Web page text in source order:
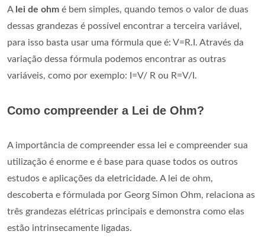
A lei de ohm é bem simples, quando temos o valor de duas
dessas grandezas é possível encontrar a terceira variável,
para isso basta usar uma fórmula que é: V=R.I. Através da
variação dessa fórmula podemos encontrar as outras
variáveis, como por exemplo: I=V/ R ou R=V/I.
Como compreender a Lei de Ohm?
A importância de compreender essa lei e compreender sua
utilização é enorme e é base para quase todos os outros
estudos e aplicações da eletricidade. A lei de ohm,
descoberta e fórmulada por Georg Simon Ohm, relaciona as
três grandezas elétricas principais e demonstra como elas
estão intrinsecamente ligadas.